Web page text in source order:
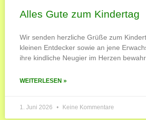
Alles Gute zum Kindertag
Wir senden herzliche Grüße zum
kleinen Entdecker sowie an jene
ihre kindliche Neugier im Herzen
WEITERLESEN »
1. Juni 2026 Keine Kommentare